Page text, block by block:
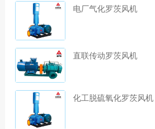
电厂气化罗茨风机
直联传动罗茨风机
化工脱硫氧化罗茨风机